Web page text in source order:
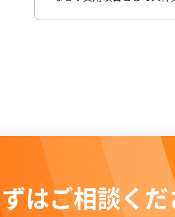
はご相談く